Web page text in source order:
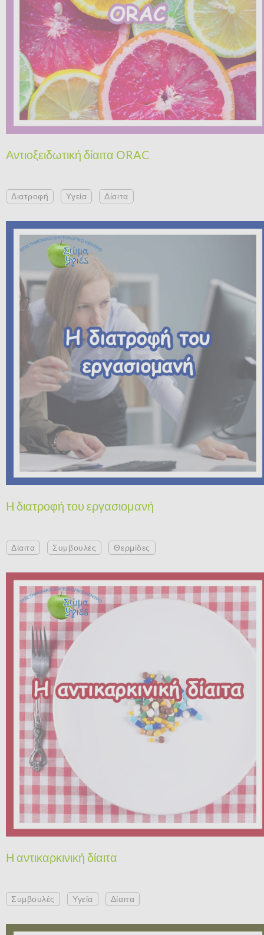
Αντιοξειδωτική δίαιτα ΟRAC
Διατροφή Υγεία Δίαιτα
Η διατροφή του εργασιομανή
Δίαιτα Συμβουλές Θερμίδες
Η αντικαρκινική δίαιτα
Συμβουλές Υγεία Δίαιτα